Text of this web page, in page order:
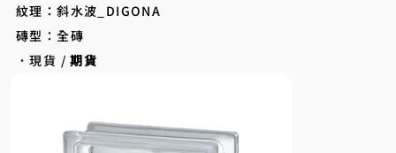
紋理：斜水波_DIGONA
磚型：全磚
．現貨 /期貨